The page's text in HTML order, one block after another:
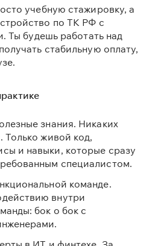
учебную стажировку, а
по ТК РФ с
Ты будешь работать над
стабильную оплату,
знания. Никаких
Только живой код,
и навыки, которые сразу
специалистом.
команде.
внутри
бок о бок с